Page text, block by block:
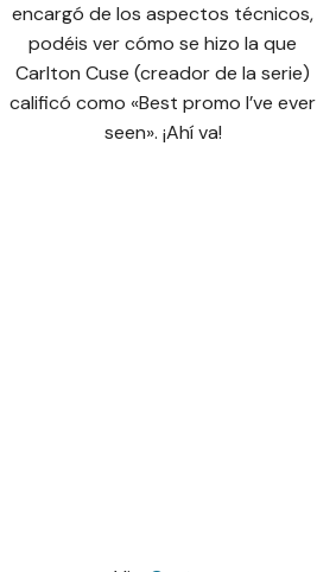
encargó de los aspectos técnicos,
podéis ver cómo se hizo la que
Carlton Cuse (creador de la serie)
calificó como «Best promo I’ve ever
seen». ¡Ahí va!